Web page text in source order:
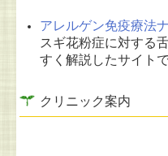
クリニック案内
アレルゲン免疫療法
スギ花粉症に対する
すく解説したサイトで